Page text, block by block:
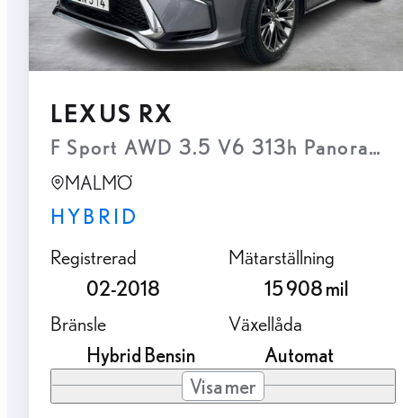
LEXUS RX
F Sport AWD 3.5 V6 313h
MALMÖ
HYBRID
Registrerad
02-2018
Mätarställning
15 908 mil
Bränsle
Hybrid Bensin
Växellåda
Automat
Visa mer